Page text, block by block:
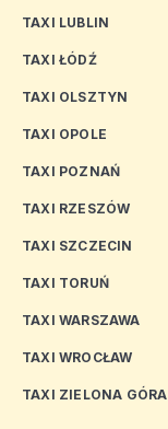
TAXI LUBLIN
TAXI ŁÓDŹ
TAXI OLSZTYN
TAXI OPOLE
TAXI POZNAŃ
TAXI RZESZÓW
TAXI SZCZECIN
TAXI TORUŃ
TAXI WARSZAWA
TAXI WROCŁAW
TAXI ZIELONA GÓRA